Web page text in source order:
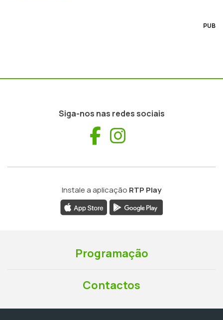
PUB
Siga-nos nas redes sociais
Facebook
Instale a aplicação RTP Play
Programação
Contactos